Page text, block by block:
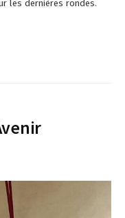
les dernières rondes.